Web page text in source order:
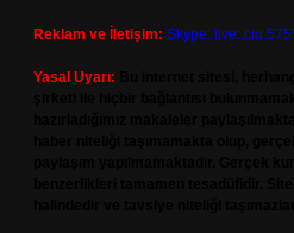
Reklam ve İletişim: Skype:
Yasal Uyarı: